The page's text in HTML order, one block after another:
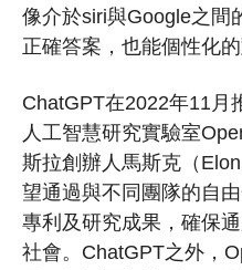
像介於siri與Google之間
正確答案，也能個性化的
ChatGPT在2022年11月
人工智慧研究實驗室
斯拉創辦人馬斯克（
望通過與不同團隊的自
專利及研究成果，確保
社會。ChatGPT之外，